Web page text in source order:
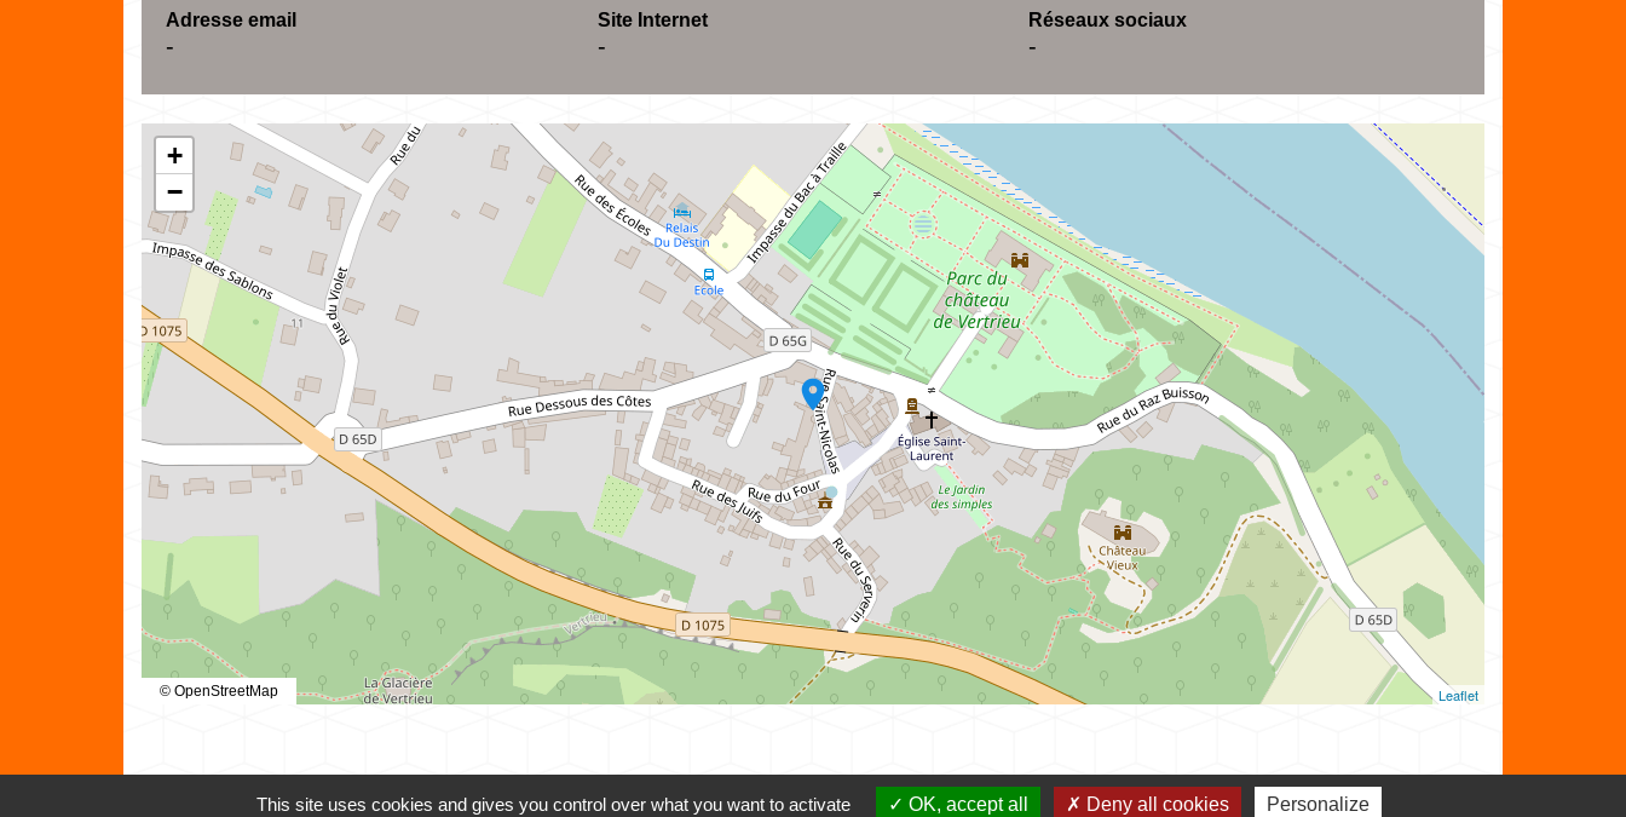
Adresse email
-
Site Internet
-
Réseaux sociaux
-
location_on
+
−
Leaflet
© OpenStreetMap
This site uses cookies and gives you control over what you want to activate OK, accept all Deny all cookies Personalize